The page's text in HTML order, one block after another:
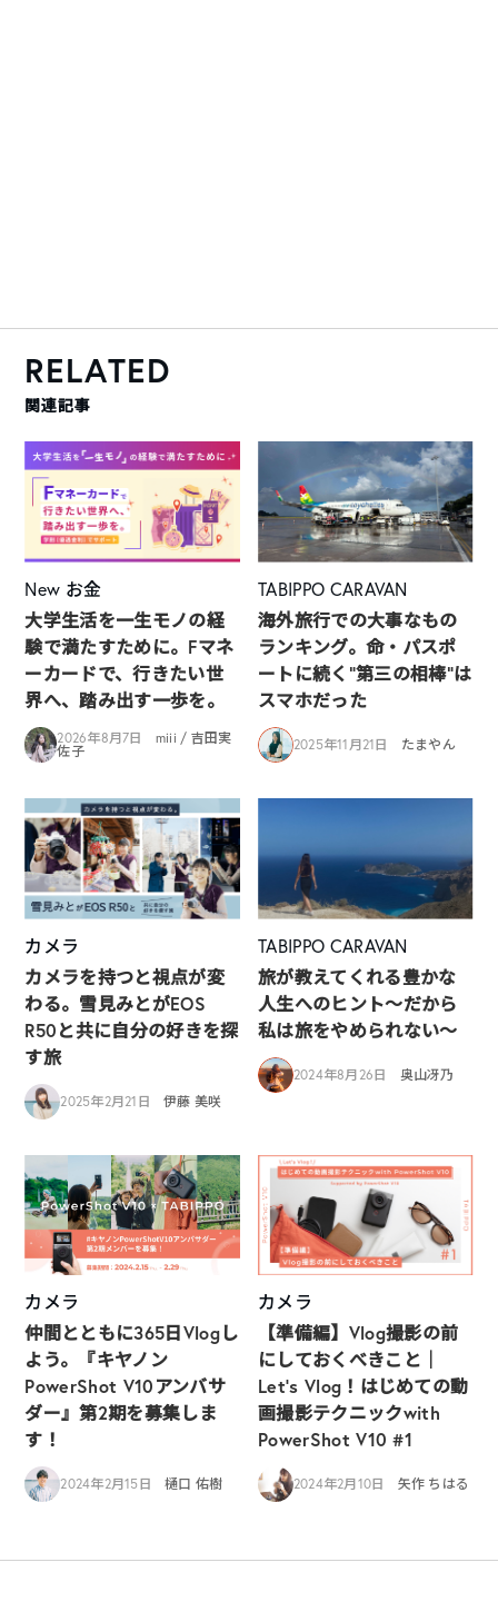
RELATED
関連記事
New お金
大学生活を一生モノの経
験で満たすために。Fマネ
ーカードで、行きたい世
界へ、踏み出す一歩を。
2026年8月7日
miii / 吉田実
佐子
TABIPPO CARAVAN
海外旅行での大事なもの
ランキング。命・パスポ
ートに続く“第三の相棒”は
スマホだった
2025年11月21日 たまやん
カメラ
カメラを持つと視点が変
わる。雪見みとがEOS
R50と共に自分の好きを探
す旅
2025年2月21日 伊藤 美咲
TABIPPO CARAVAN
旅が教えてくれる豊かな
人生へのヒント〜だから
私は旅をやめられない〜
2024年8月26日 奥山冴乃
カメラ
仲間とともに365日Vlogし
よう。『キヤノン
PowerShot V10アンバサ
ダー』第2期を募集しま
す！
2024年2月15日 樋口 佑樹
カメラ
【準備編】Vlog撮影の前
にしておくべきこと｜
Let’s Vlog！はじめての動
画撮影テクニックwith
PowerShot V10 #1
2024年2月10日 矢作 ちはる